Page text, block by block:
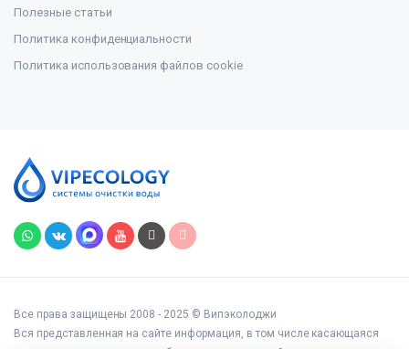
Полезные статьи
Политика конфиденциальности
Политика использования файлов cookie
Все права защищены 2008 - 2025 © Випэколоджи
Вся представленная на сайте информация, в том числе касающаяся